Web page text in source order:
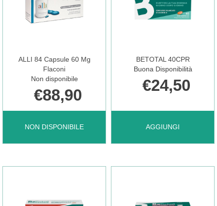
ALLI 84 Capsule 60 Mg
Flaconi
Non disponibile
€88,90
NON DISPONIBILE
BETOTAL 40CPR
Buona Disponibilità
€24,50
AGGIUNGI
AGGIUNGI BETOTAL